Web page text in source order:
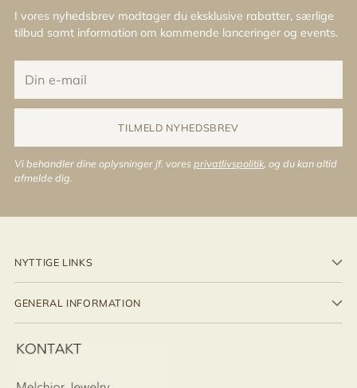
I vores nyhedsbrev modtager du eksklusive rabatter, særlige
tilbud samt information om kommende lanceringer og events.
e-
mail
TILMELD NYHEDSBREV
Vi behandler dine oplysninger jf. voresprivatlivspolitik , og du kan altid
afmelde dig.
NYTTIGE LINKS
GENERAL INFORMATION